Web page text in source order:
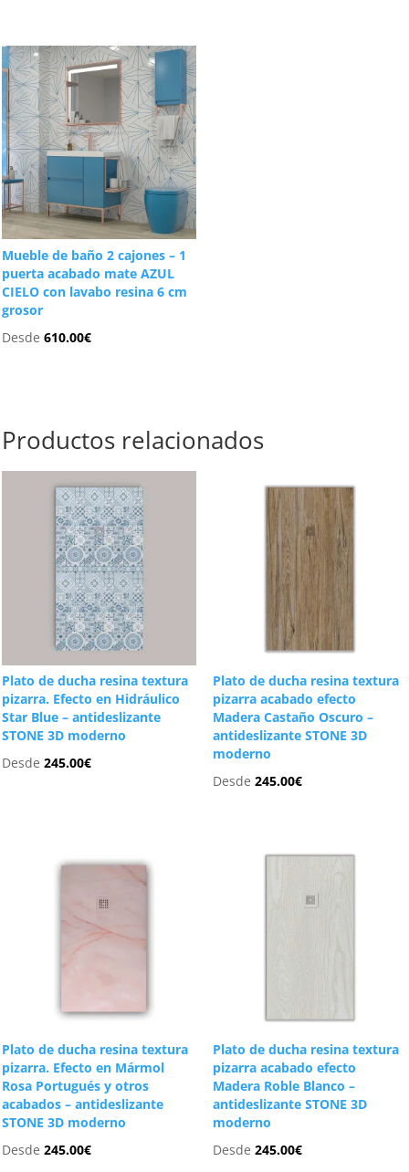
Mueble de baño 2 cajones – 1
puerta acabado mate AZUL
CIELO con lavabo resina 6 cm
grosor
Desde610.00€
Productos relacionados
Plato de ducha resina textura
pizarra. Efecto en Hidráulico
Star Blue – antideslizante
STONE 3D moderno
Desde245.00€
Plato de ducha resina textura
pizarra acabado efecto
Madera Castaño Oscuro –
antideslizante STONE 3D
moderno
Desde 245.00€
Plato de ducha resina textura
pizarra. Efecto en Mármol
Rosa Portugués y otros
acabados – antideslizante
STONE 3D moderno
Desde245.00€
Plato de ducha resina textura
pizarra acabado efecto
Madera Roble Blanco –
antideslizante STONE 3D
moderno
Desde 245.00€